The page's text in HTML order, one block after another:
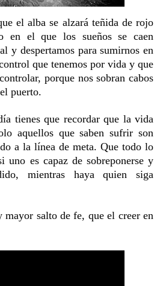
el alba se alzará teñida de rojo
en el que los sueños se caen
y despertamos para sumirnos en
que tenemos por vida y que
porque nos sobran cabos
puerto.
tienes que recordar que la vida
aquellos que saben sufrir son
a la línea de meta. Que todo lo
uno es capaz de sobreponerse y
mientras haya quien siga
mayor salto de fe, que el creer en